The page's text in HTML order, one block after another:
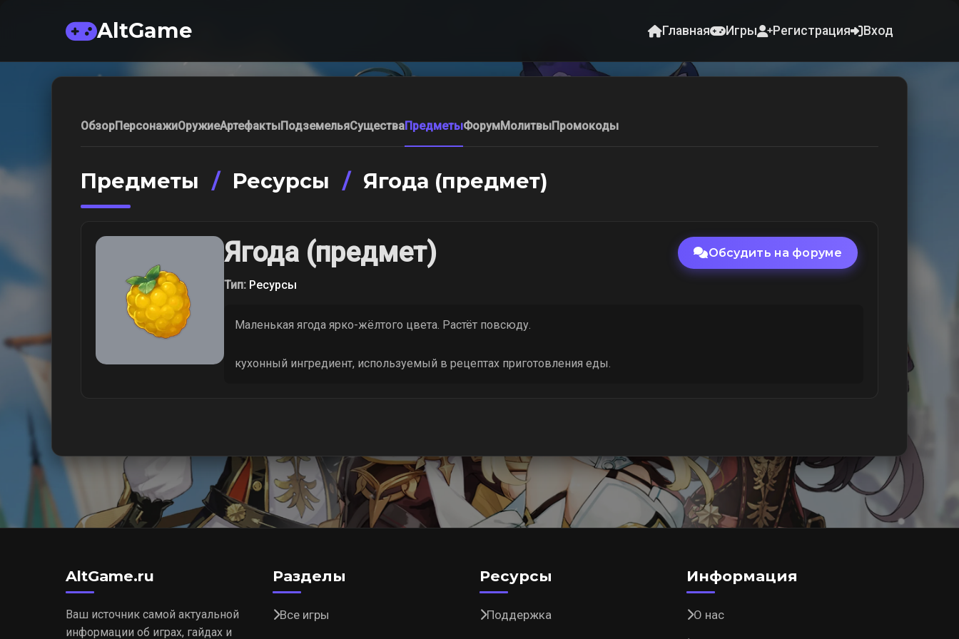
AltGame Главная Игры Регистрация Вход
ОбзорПерсонажиОружиеАртефактыПодземельяСуществаПредметыФорумМолитвыПромокоды
Предметы / Ресурсы / Ягода (предмет)
Ягода (предмет) Обсудить на форуме
Тип: Ресурсы
Маленькая ягода ярко-жёлтого цвета. Растёт повсюду.
кухонный ингредиент, используемый в рецептах приготовления еды.
AltGame.ru
Ваш источник самой актуальной
информации об играх, гайдах и
Разделы
Все игры
Ресурсы
Поддержка
Информация
О нас